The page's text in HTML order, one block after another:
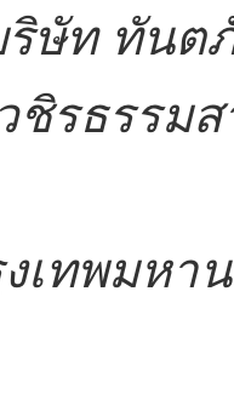
ริษัท ทันต
ชิรธรรม
เทพมหา